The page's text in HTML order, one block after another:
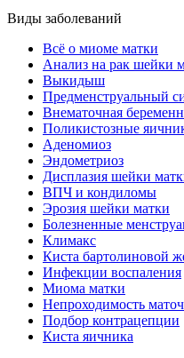
Виды заболеваний
Всё о миоме матки
Анализ на рак шейки
Выкидыш
Предменструальный
Внематочная
Поликистозные
Аденомиоз
Эндометриоз
Дисплазия шейки
ВПЧ и кондиломы
Эрозия шейки матки
Болезненные
Климакс
Киста бартолиновой
Инфекции воспаления
Миома матки
Непроходимость
Подбор контрацепции
Киста яичника